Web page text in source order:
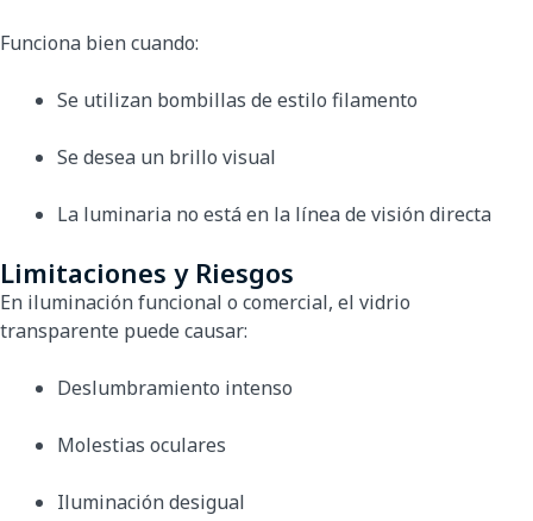
Funciona bien cuando:
Se utilizan bombillas de estilo filamento
Se desea un brillo visual
La luminaria no está en la línea de visión directa
Limitaciones y Riesgos
En iluminación funcional o comercial, el vidrio
transparente puede causar:
Deslumbramiento intenso
Molestias oculares
Iluminación desigual